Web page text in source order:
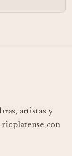
artistas y
con